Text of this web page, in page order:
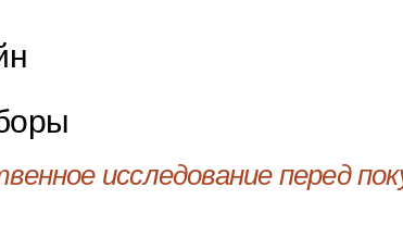
исследование перед